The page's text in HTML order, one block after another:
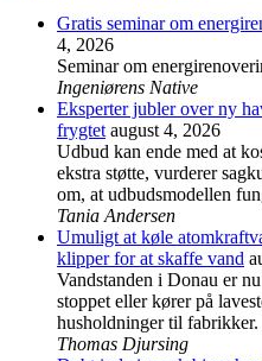
Gratis seminar om
4, 2026
Seminar om
Ingeniørens Native
Eksperter jubler over ny
frygtet august 4, 2026
Udbud kan ende med at
ekstra støtte, vurderer
om, at udbudsmodellen
Tania Andersen
Umuligt at køle
klipper for at skaffe vand
Vandstanden i Donau er
stoppet eller kører på
husholdninger til fabrikker.
Thomas Djursing